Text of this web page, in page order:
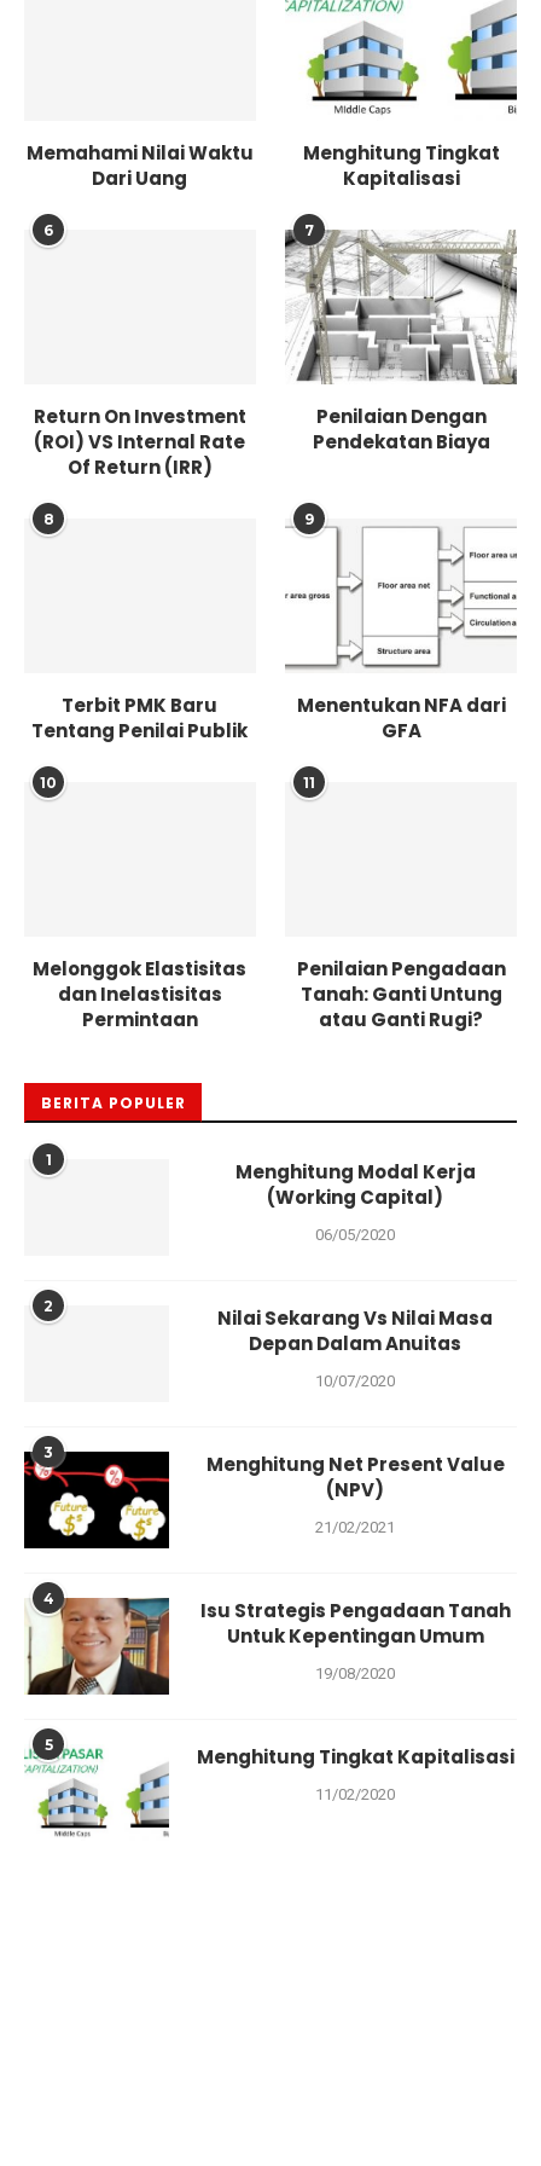
Memahami Nilai Waktu
Dari Uang
Menghitung Tingkat
Kapitalisasi
6
Return On Investment
(ROI) VS Internal Rate
Of Return (IRR)
7
Penilaian Dengan
Pendekatan Biaya
8
Terbit PMK Baru
Tentang Penilai Publik
9
Menentukan NFA dari
GFA
10
Melonggok Elastisitas
dan Inelastisitas
Permintaan
11
Penilaian Pengadaan
Tanah: Ganti Untung
atau Ganti Rugi?
BERITA POPULER
1
Menghitung Modal Kerja
(Working Capital)
06/05/2020
2
Nilai Sekarang Vs Nilai Masa
Depan Dalam Anuitas
10/07/2020
3
Menghitung Net Present Value
(NPV)
21/02/2021
4
Isu Strategis Pengadaan Tanah
Untuk Kepentingan Umum
19/08/2020
5 Menghitung Tingkat Kapitalisasi
11/02/2020